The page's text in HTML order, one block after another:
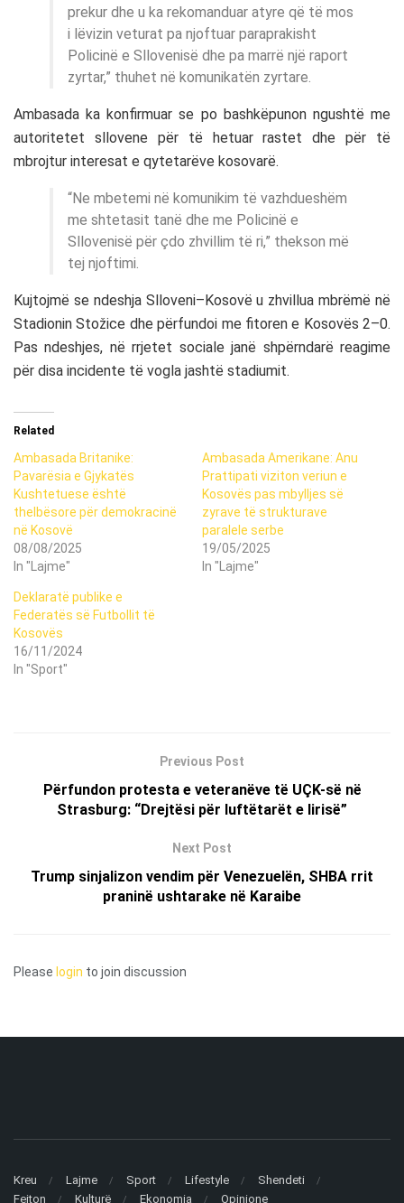
prekur dhe u ka rekomanduar atyre që të mos
i lëvizin veturat pa njoftuar paraprakisht
Policinë e Sllovenisë dhe pa marrë një raport
zyrtar,” thuhet në komunikatën zyrtare.
Ambasada ka konfirmuar se po bashkëpunon ngushtë me
autoritetet sllovene për të hetuar rastet dhe për të
mbrojtur interesat e qytetarëve kosovarë.
“Ne mbetemi në komunikim të vazhdueshëm
me shtetasit tanë dhe me Policinë e
Sllovenisë për çdo zhvillim të ri,” thekson më
tej njoftimi.
Kujtojmë se ndeshja Slloveni–Kosovë u zhvillua mbrëmë në
Stadionin Stožice dhe përfundoi me fitoren e Kosovës 2–0.
Pas ndeshjes, në rrjetet sociale janë shpërndarë reagime
për disa incidente të vogla jashtë stadiumit.
Related
Ambasada Britanike:
Pavarësia e Gjykatës
Kushtetuese është
thelbësore për demokracinë
në Kosovë
08/08/2025
In "Lajme"
Ambasada Amerikane: Anu
Prattipati viziton veriun e
Kosovës pas mbylljes së
zyrave të strukturave
paralele serbe
19/05/2025
In "Lajme"
Deklaratë publike e
Federatës së Futbollit të
Kosovës
16/11/2024
In "Sport"
Previous Post
Përfundon protesta e veteranëve të UÇK-së në
Strasburg: “Drejtësi për luftëtarët e lirisë”
Next Post
Trump sinjalizon vendim për Venezuelën, SHBA rrit
praninë ushtarake në Karaibe
Please login to join discussion
Kreu Lajme Sport Lifestyle
Shendeti
Fejton
Kulturë Ekonomia Opinione